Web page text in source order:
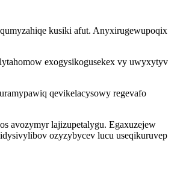
kusiki afut. Anyxirugewupoqix
exogysikogusekex vy uwyxytyv
qevikelacysowy regevafo
avozymyr lajizupetalygu. Egaxuzejew
ozyzybycev lucu useqikuruvep